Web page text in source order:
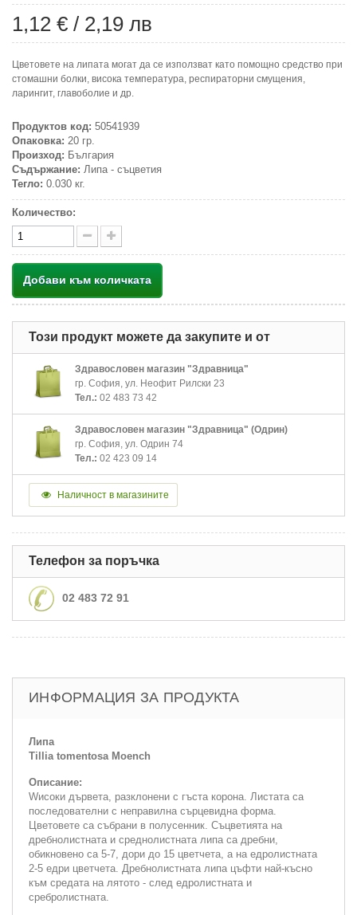
1,12 € / 2,19 лв
Цветовете на липата могат да се използват като помощно средство при
стомашни болки, висока температура, респираторни смущения,
ларингит, главоболие и др.
Продуктов код: 50541939
Опаковка: 20 гр.
Произход: България
Съдържание: Липа - съцветия
Тегло: 0.030 кг.
Количество:
Добави към количката
Този продукт можете да закупите и от
Здравословен магазин "Здравница"
гр. София, ул. Неофит Рилски 23
Тел.: 02 483 73 42
Здравословен магазин "Здравница" (Одрин)
гр. София, ул. Одрин 74
Тел.: 02 423 09 14
Наличност в магазините
Телефон за поръчка
02 483 72 91
ИНФОРМАЦИЯ ЗА ПРОДУКТА
Липа
Tillia tomentosa Moench
Описание:
Wисоки дървета, разклонени с гъста корона. Листата са
последователни с неправилна сърцевидна форма.
Цветовете са събрани в полусенник. Съцветията на
дребнолистната и среднолистната липа са дребни,
обикновено са 5-7, дори до 15 цветчета, а на едролистната
2-5 едри цветчета. Дребнолистната липа цъфти най-късно
към средата на лятото - след едролистната и
сребролистната.